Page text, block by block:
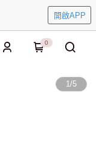
開啟APP
0
1/5